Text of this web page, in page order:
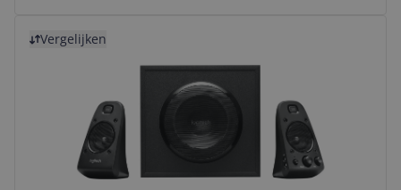
Vergelijken